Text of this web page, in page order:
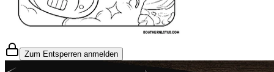
Zum Entsperren anmelden